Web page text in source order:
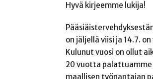
Hyvä kirjeemme lukija!
on jäljellä viisi ja 14.7.
Kulunut vuosi on ollut
20 vuotta palattuamme
maallisen työnantajan